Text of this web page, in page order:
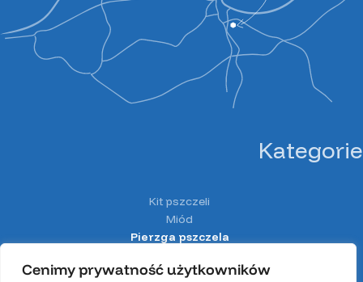
Cenimy prywatność użytkowników
Kategorie
Kit pszczeli
Miód
Pierzga pszczela
Spiżarnia Miodolandia